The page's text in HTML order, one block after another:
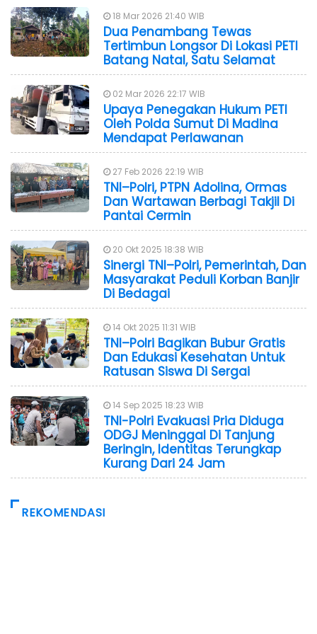
18 Mar 2026 21:40 WIB
Dua Penambang Tewas
Tertimbun Longsor Di Lokasi PETI
Batang Natal, Satu Selamat
02 Mar 2026 22:17 WIB
Upaya Penegakan Hukum PETI
Oleh Polda Sumut Di Madina
Mendapat Perlawanan
27 Feb 2026 22:19 WIB
TNI–Polri, PTPN Adolina, Ormas
Dan Wartawan Berbagi Takjil Di
Pantai Cermin
20 Okt 2025 18:38 WIB
Sinergi TNI–Polri, Pemerintah, Dan
Masyarakat Peduli Korban Banjir
Di Bedagai
14 Okt 2025 11:31 WIB
TNI–Polri Bagikan Bubur Gratis
Dan Edukasi Kesehatan Untuk
Ratusan Siswa Di Sergai
14 Sep 2025 18:23 WIB
TNI-Polri Evakuasi Pria Diduga
ODGJ Meninggal Di Tanjung
Beringin, Identitas Terungkap
Kurang Dari 24 Jam
REKOMENDASI